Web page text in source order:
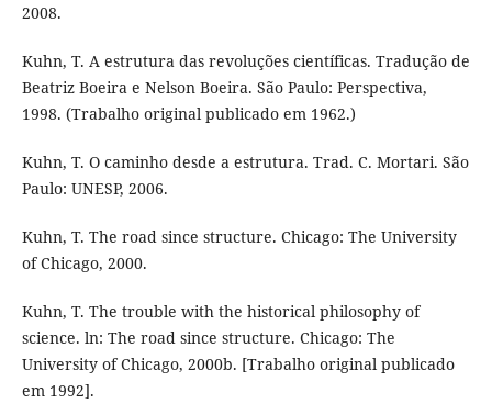
2008.
Kuhn, T. A estrutura das revoluções científicas. Tradução de
Beatriz Boeira e Nelson Boeira. São Paulo: Perspectiva,
1998. (Trabalho original publicado em 1962.)
Kuhn, T. O caminho desde a estrutura. Trad. C. Mortari. São
Paulo: UNESP, 2006.
Kuhn, T. The road since structure. Chicago: The University
of Chicago, 2000.
Kuhn, T. The trouble with the historical philosophy of
science. ln: The road since structure. Chicago: The
University of Chicago, 2000b. [Trabalho original publicado
em 1992].